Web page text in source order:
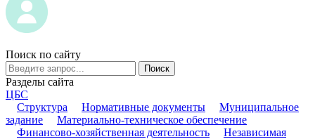
Поиск по сайту
Поиск
Разделы сайта
ЦБС
Структура
Нормативные документы
Муниципальное
задание
Материально-техническое обеспечение
Финансово-хозяйственная деятельность
Независимая